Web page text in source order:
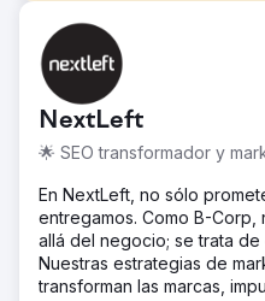
El reto
El cliente solo había
tradicionales y no estaba
autos nuevos que recibía al
tradicionales incluían
empresas automotrices y
atraer clientes. Esta
alto costo por cliente,
método y al tiempo
clientes. Sabían que
expandirse, pero no
NextLeft
🌟 SEO transformador y
En NextLeft, no sólo
entregamos. Como B-Corp,
allá del negocio; se trata
Nuestras estrategias de
transforman las marcas,